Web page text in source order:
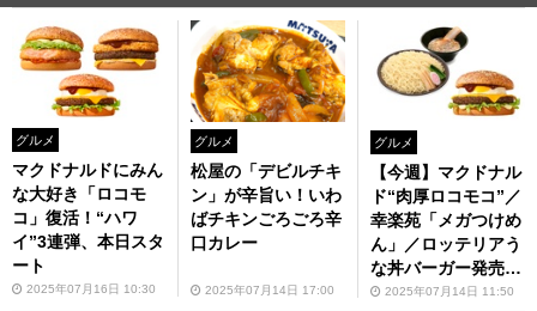
グルメ
マクドナルドにみん
な大好き「ロコモ
コ」復活！“ハワ
イ”3連弾、本日スタ
ート
2025年07月16日 10:30
グルメ
松屋の「デビルチキ
ン」が辛旨い！いわ
ばチキンごろごろ辛
口カレー
2025年07月14日 17:00
グルメ
【今週】マクドナル
ド“肉厚ロコモコ”／
幸楽苑「メガつけめ
ん」／ロッテリアう
な丼バーガー発売な
ど2025年07月14日 11:50